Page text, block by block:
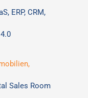
ERP, CRM,
Sales Room